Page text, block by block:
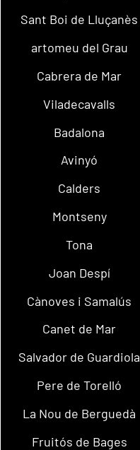
Sant Boi de Lluçanès
artomeu del Grau
Cabrera de Mar
Viladecavalls
Badalona
Avinyó
Calders
Montseny
Tona
Joan Despí
Cànoves i Samalús
Canet de Mar
Salvador de Guardiola
Pere de Torelló
La Nou de Berguedà
Fruitós de Bages